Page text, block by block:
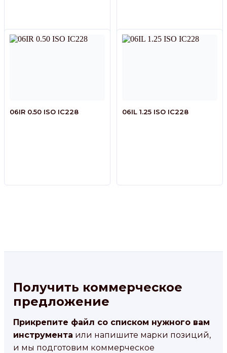
06IR 0.50 ISO IC228 06IL 1.25 ISO IC228
Получить коммерческое
предложение
Прикрепите файл со списком нужного вам
инструмента или напишите марки позиций,
и мы подготовим коммерческое